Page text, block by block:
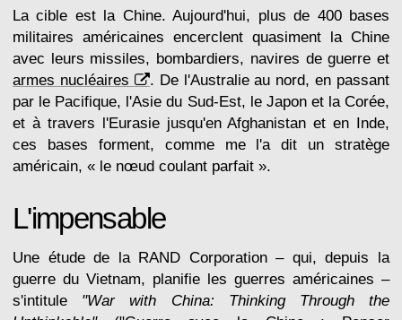
La cible est la Chine. Aujourd'hui, plus de 400 bases
militaires américaines encerclent quasiment la Chine
avec leurs missiles, bombardiers, navires de guerre et
armes nucléaires
. De l'Australie au nord, en passant
par le Pacifique, l'Asie du Sud-Est, le Japon et la Corée,
et à travers l'Eurasie jusqu'en Afghanistan et en Inde,
ces bases forment, comme me l'a dit un stratège
américain, « le nœud coulant parfait ».
L'impensable
Une étude de la RAND Corporation – qui, depuis la
guerre du Vietnam, planifie les guerres américaines –
s'intitule "War with China: Thinking Through the